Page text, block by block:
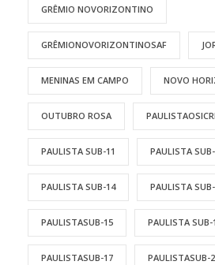
GRÊMIO NOVORIZONTINO
GRÊMIONOVORIZONTINOSAF
MENINAS EM CAMPO NOVO
OUTUBRO ROSA
PAULISTA SUB-11 PAULISTA
PAULISTA SUB-14 PAULISTA
PAULISTASUB-15 PAULISTA SUB-
PAULISTASUB-17 PAULISTASUB-